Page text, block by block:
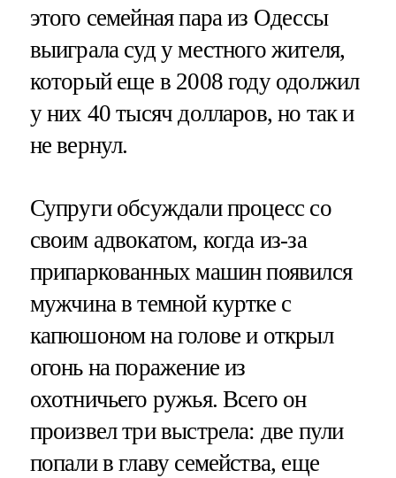
этого семейная пара из Одессы
выиграла суд у местного жителя,
который еще в 2008 году одолжил
у них 40 тысяч долларов, но так и
не вернул.
Супруги обсуждали процесс со
своим адвокатом, когда из-за
припаркованных машин появился
мужчина в темной куртке с
капюшоном на голове и открыл
огонь на поражение из
охотничьего ружья. Всего он
произвел три выстрела: две пули
попали в главу семейства, еще